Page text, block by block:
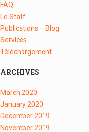
FAQ
Le Staff
Publications – Blog
Services
Téléchargement
ARCHIVES
March 2020
January2020
December2019
November2019